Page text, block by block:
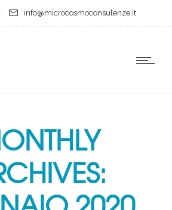
info@microcosmoconsulenze.it